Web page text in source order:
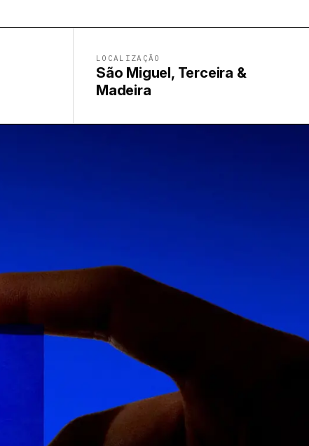
LOCALIZAÇÃO
São Miguel, Terceira &
Madeira